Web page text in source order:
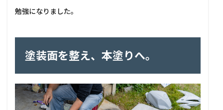
勉強になりました。
塗装面を整え、本塗りへ。